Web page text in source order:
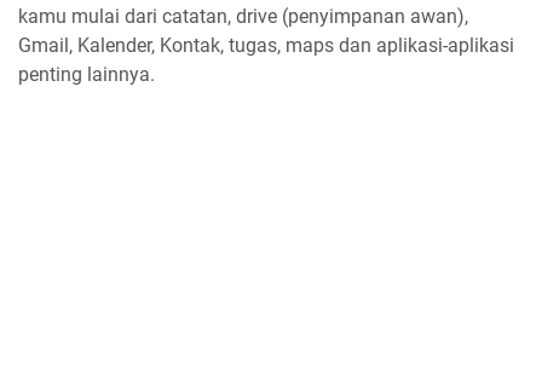
kamu mulai dari catatan, drive (penyimpanan awan),
Gmail, Kalender, Kontak, tugas, maps dan aplikasi-aplikasi
penting lainnya.